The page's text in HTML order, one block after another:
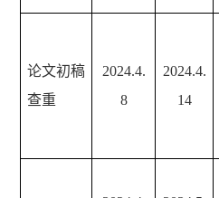
论文初稿
查重
2024.4.
8
2024.4.
14